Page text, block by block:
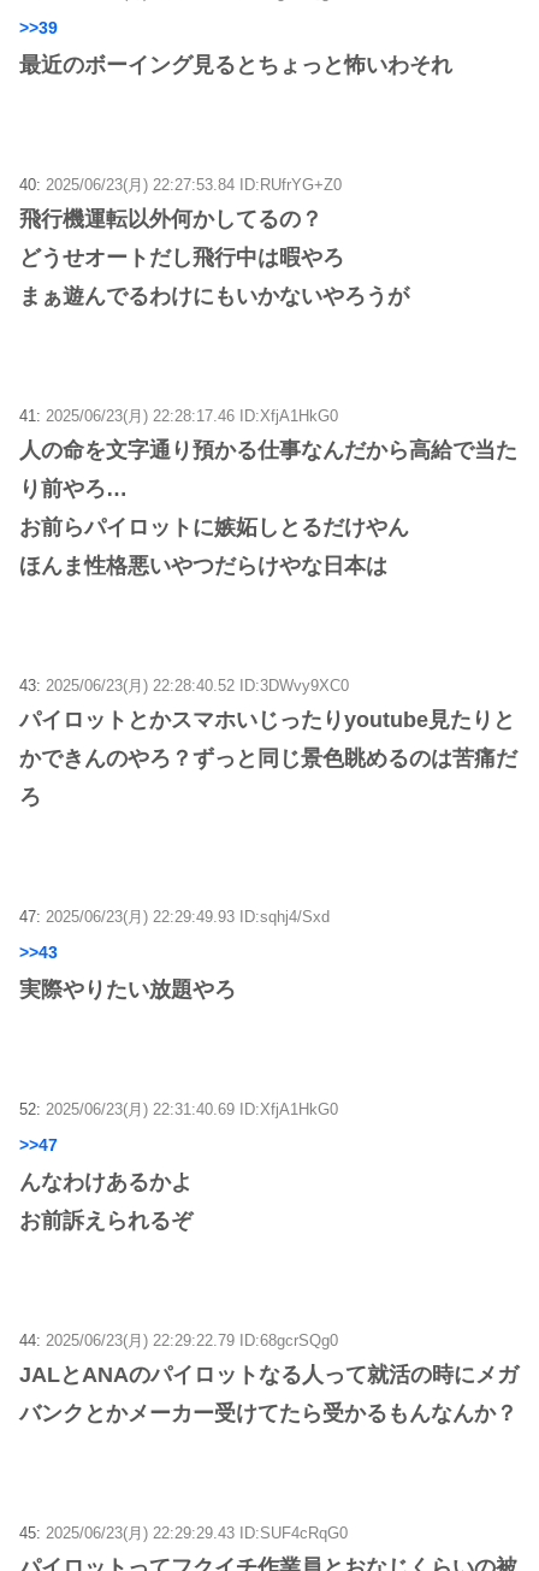
>>39
最近のボーイング見るとちょっと怖いわそれ
40: 2025/06/23(月) 22:27:53.84 ID:RUfrYG+Z0
飛行機運転以外何かしてるの？
どうせオートだし飛行中は暇やろ
まぁ遊んでるわけにもいかないやろうが
41: 2025/06/23(月) 22:28:17.46 ID:XfjA1HkG0
人の命を文字通り預かる仕事なんだから高給で当た
り前やろ…
お前らパイロットに嫉妬しとるだけやん
ほんま性格悪いやつだらけやな日本は
43: 2025/06/23(月) 22:28:40.52 ID:3DWvy9XC0
パイロットとかスマホいじったりyoutube見たりと
かできんのやろ？ずっと同じ景色眺めるのは苦痛だ
ろ
47: 2025/06/23(月) 22:29:49.93 ID:sqhj4/Sxd
>>43
実際やりたい放題やろ
52: 2025/06/23(月) 22:31:40.69 ID:XfjA1HkG0
>>47
んなわけあるかよ
お前訴えられるぞ
44: 2025/06/23(月) 22:29:22.79 ID:68gcrSQg0
JALとANAのパイロットなる人って就活の時にメガ
バンクとかメーカー受けてたら受かるもんなんか？
45: 2025/06/23(月) 22:29:29.43 ID:SUF4cRqG0